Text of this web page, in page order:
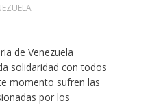
de Venezuela
solidaridad con todos
momento sufren las
por los